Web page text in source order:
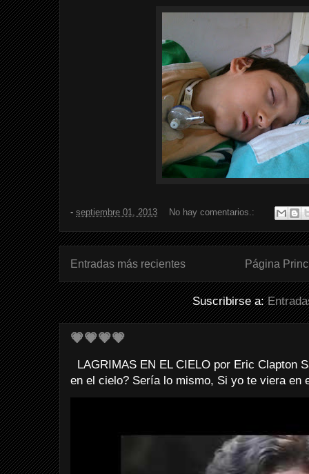
- septiembre 01, 2013 No hay comentarios.:
Entradas más recientes Página
Suscribirse a:
💗💗💗💗
LAGRIMAS EN EL CIELO por Eric Clapton
en el cielo? Sería lo mismo, Si yo te viera en